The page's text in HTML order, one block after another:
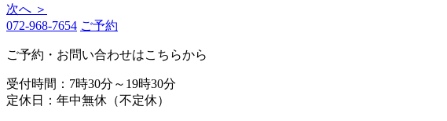
次へ ＞
072-968-7654 ご予約
ご予約・お問い合わせはこちらから
受付時間：7時30分～19時30分
定休日：年中無休（不定休）